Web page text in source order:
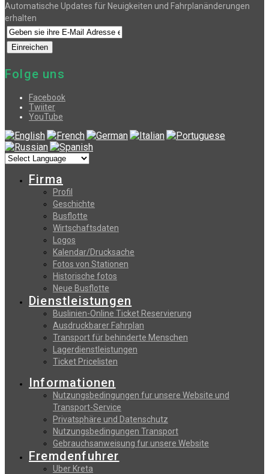
Automatische Updates für Neuigkeiten und Fahrplanänderungen
erhalten
Folge uns
Facebook
Twiiter
YouTube
Firma
Profil
Geschichte
Busflotte
Wirtschaftsdaten
Logos
Kalendar/Drucksache
Fotos von Stationen
Historische fotos
Neue Busflotte
Dienstleistungen
Buslinien-Online Ticket Reservierung
Αusdruckbarer Fahrplan
Transport für behinderte Menschen
Lagerdienstleistungen
Ticket Pricelisten
Informationen
Nutzungsbedingungen fur unsere Website und
Transport-Service
Privatsphäre und Datenschutz
Nutzungsbedingungen Transport
Gebrauchsanweisung fur unsere Website
Fremdenfuhrer
Uber Kreta